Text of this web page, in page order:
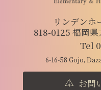
リンデンホ
818-0125 福岡
Tel
6-16-58 Gojo,
お問